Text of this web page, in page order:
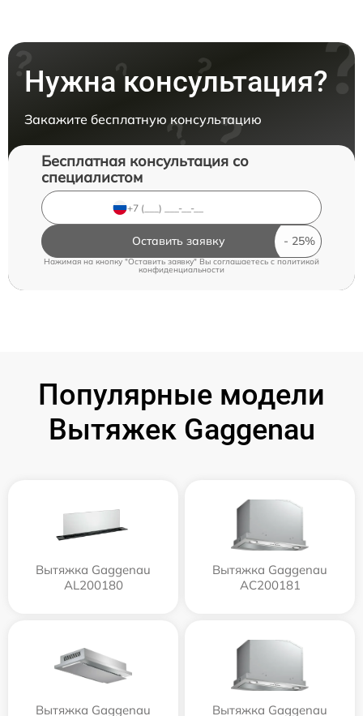
Нужна консультация?
Закажите бесплатную консультацию
Бесплатная консультация со
специалистом
Оставить заявку
Нажимая на кнопку "Оставить заявку" Вы соглашаетесь c политикой
конфиденциальности
Популярные модели
Вытяжек Gaggenau
Вытяжка Gaggenau
AL200180
Вытяжка Gaggenau
AC200181
Вытяжка Gaggenau
Вытяжка Gaggenau